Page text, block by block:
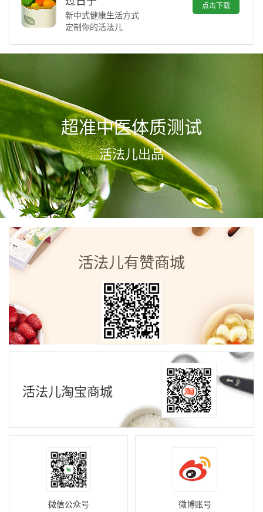
新中式健康生活方式
定制你的活法儿
点击下载
超准中医体质测试
活法儿出品
活法儿有赞商城
活法儿淘宝商城
微信公众号
微博账号